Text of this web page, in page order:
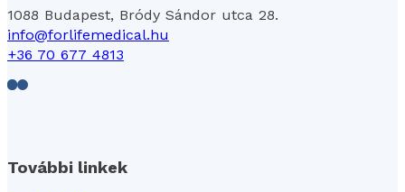
1088 Budapest, Bródy Sándor utca 28.
info@forlifemedical.hu
+36 70 677 4813
Follow us on Facebook
Follow us on LinkedIn
További linkek